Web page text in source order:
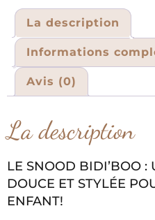
La description
Informations
Avis (0)
La description
LE SNOOD BIDI’BOO :
DOUCE ET STYLÉE
ENFANT!